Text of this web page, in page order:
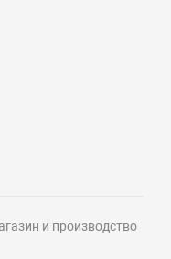
и производство